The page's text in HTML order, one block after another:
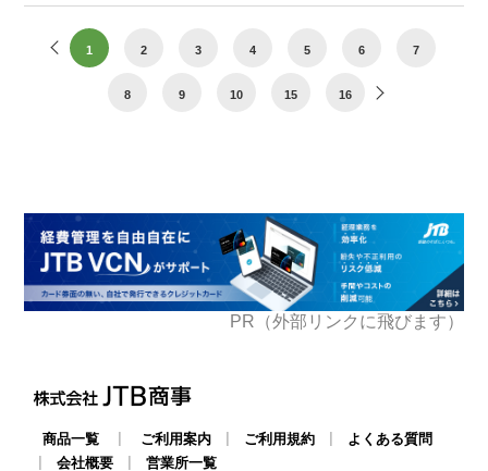
1 2 3 4 5 6 7
8 9 10 15 16
PR（外部リンクに飛びます）
商品一覧 ご利用案内 ご利用規約
よくある質問
会社概要 営業所一覧